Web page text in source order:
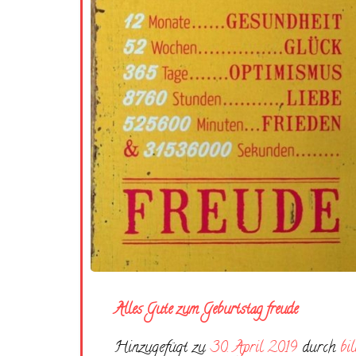
Alles Gute zum Geburtstag freude
Hinzugefügt zu30. April 2019 durch